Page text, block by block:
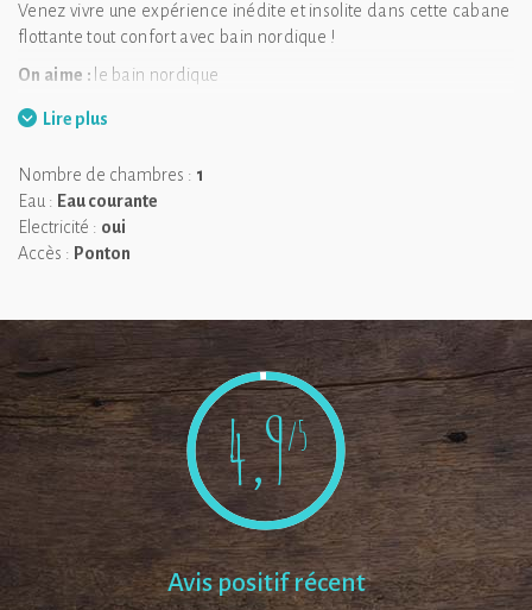
Venez vivre une expérience inédite et insolite dans cette cabane
flottante tout confort avec bain nordique !
On aime : le bain nordique
Lire plus
Nombre de chambres : 1
Eau : Eau courante
Electricité : oui
Accès : Ponton
4,9/5
Avis positif récent